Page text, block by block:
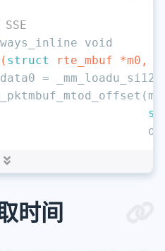
void
( struct
rte_mbuf *m0,
=
时间